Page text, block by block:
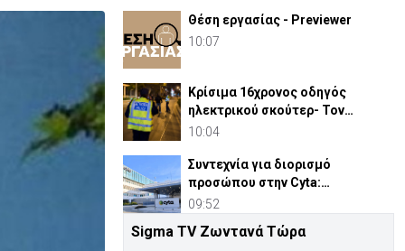
Θέση εργασίας - Previewer
10:07
Κρίσιμα 16χρονος οδηγός
ηλεκτρικού σκούτερ- Τον
παρέσυρε μεθυσμένος οδηγός
10:04
Συντεχνία για διορισμό
προσώπου στην Cyta:
«Περίπτωση σύγκρουσης
09:52
Πίσω στο ΗΒ για την κηδεία του
Sigma TV Ζωντανά Τώρα